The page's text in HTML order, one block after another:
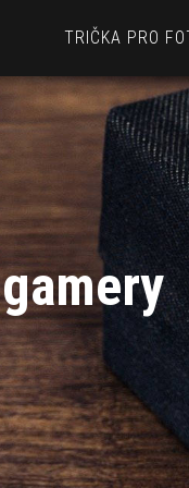
TRIČKA PRO